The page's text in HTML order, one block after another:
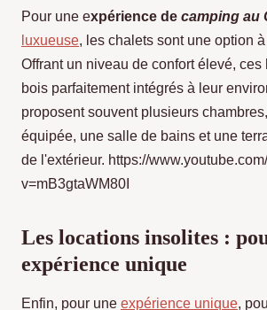
Pour une expérience de camping au
luxueuse, les chalets sont une option
Offrant un niveau de confort élevé, ces
bois parfaitement intégrés à leur
proposent souvent plusieurs
équipée, une salle de bains et une
de l'extérieur. https://
v=mB3gtaWM80I
Les locations insolites :
expérience unique
Enfin, pour une expérience unique,